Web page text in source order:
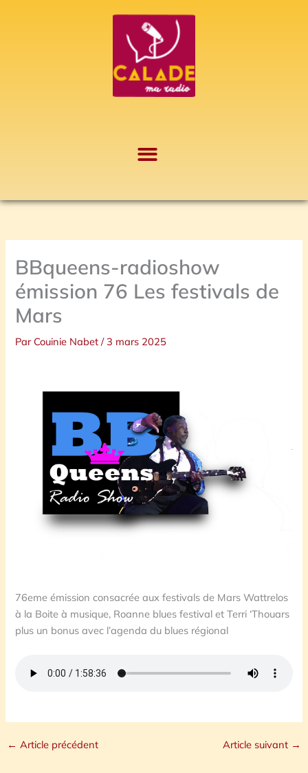
BBqueens-radioshow
émission 76 Les festivals de
Mars
Par Couinie Nabet/ 3 mars 2025
76eme émission consacrée aux festivals de Mars Wattrelos
à la Boite à musique, Roanne blues festival et Terri ‘Thouars
plus un bonus avec l’agenda du blues régional
← Article précédent Article suivant →